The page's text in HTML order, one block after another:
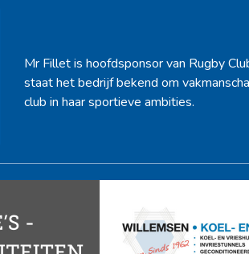
Mr Fillet is hoofdsponsor van Rugby
staat het bedrijf bekend om
club in haar sportieve ambities.